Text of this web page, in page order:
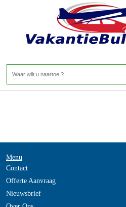
Home>
Menu
Contact
Offerte Aanvraag
Nieuwsbrief